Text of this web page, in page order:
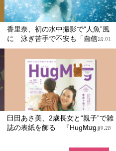
香里奈、初の水中撮影で“人魚”風
に 泳ぎ苦手で不安も「自信...
2020.10.01
臼田あさ美、2歳長女と“親子”で雑
誌の表紙を飾る 『HugMug』...
2020.09.28